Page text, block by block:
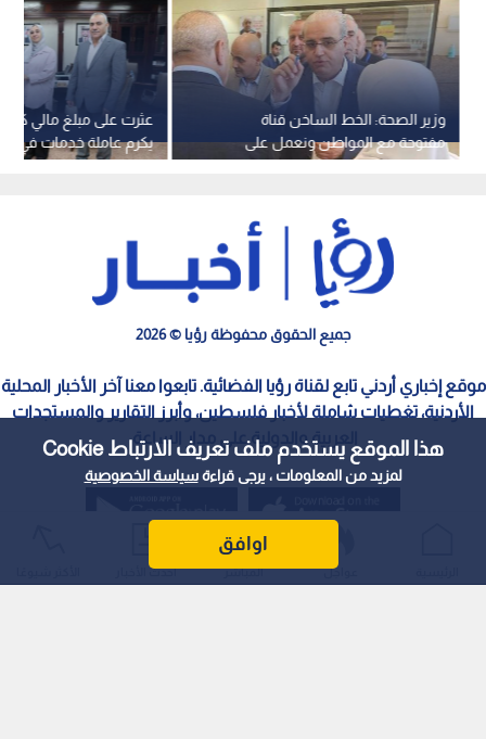
هذا الموقع يستخدم ملف تعريف الارتباط Cookie
لمزيد من المعلومات ، يرجى قراءةسياسة الخصوصية
اوافق
عثرت على مبلغ مالي
يكرم عاملة خدمات في
ويؤكد: "الأمانة نموذج
وزير الصحة: الخط الساخن قناة
مفتوحة مع المواطن ونعمل على
الاستماع لكل صوت
جميع الحقوق محفوظة رؤيا © 2026
موقع إخباري أردني تابع لقناة رؤيا الفضائية. تابعوا معنا آخر الأخبار المحلية
الأردنية، تغطيات شاملة لأخبار فلسطين، وأبرز التقارير والمستجدات
العربية والدولية على مدار الساعة.
عواجل المباشر أحدث الأخبار